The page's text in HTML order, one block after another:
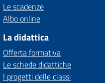
Le scadenze
Albo online
La didattica
Offerta formativa
Le schede didattiche
I progetti delle classi